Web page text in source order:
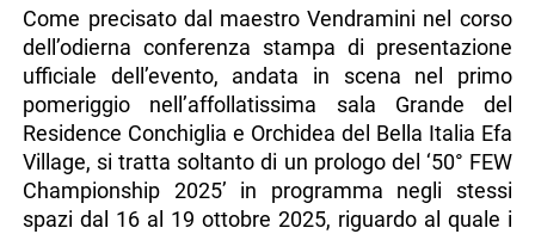
Come precisato dal maestro Vendramini nel corso
dell’odierna conferenza stampa di presentazione
ufficiale dell’evento, andata in scena nel primo
pomeriggio nell’affollatissima sala Grande del
Residence Conchiglia e Orchidea del Bella Italia Efa
Village, si tratta soltanto di un prologo del ‘50° FEW
Championship 2025’ in programma negli stessi
spazi dal 16 al 19 ottobre 2025, riguardo al quale i